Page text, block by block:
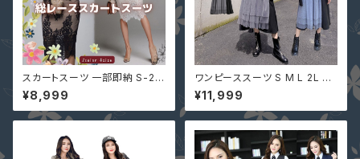
スカートスーツ 一部即納 S-2L
黒 白 ツーピース 上下セット 長
袖 袖あり 2点セット 配カラー u
159906 タイト レース セクシー
丈 結婚式 二次会
¥8,999
ワンピーススーツ S M L 2L 3L
4L 即納 黒 グレー 大人可愛い
セットアップ ぽっちゃり ジャケッ
ト チュール 切替 ASY-98926
¥11,999